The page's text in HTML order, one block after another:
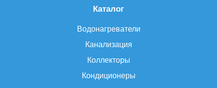
Каталог
Водонагреватели
Канализация
Коллекторы
Кондиционеры